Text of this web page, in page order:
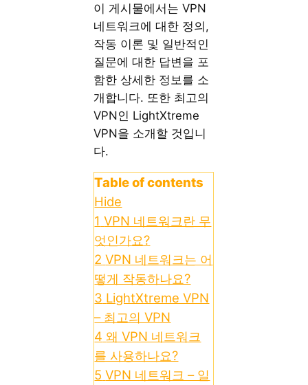
이 게시물에서는 VPN
네트워크에 대한 정의,
작동 이론 및 일반적인
질문에 대한 답변을 포
함한 상세한 정보를 소
개합니다. 또한 최고의
VPN인 LightXtreme
VPN을 소개할 것입니
다.
Table of contents
Hide
1 VPN 네트워크란 무
엇인가요?
2 VPN 네트워크는 어
떻게 작동하나요?
3 LightXtreme VPN
– 최고의 VPN
4 왜 VPN 네트워크
를 사용하나요?
5 VPN 네트워크 – 일